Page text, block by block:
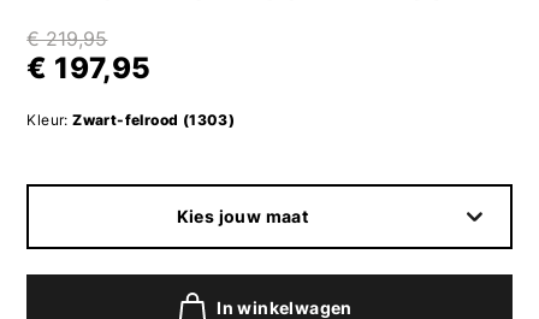
€ 219,95
€ 197,95
Kleur: Zwart-felrood (1303)
Kies jouw maat
In winkelwagen